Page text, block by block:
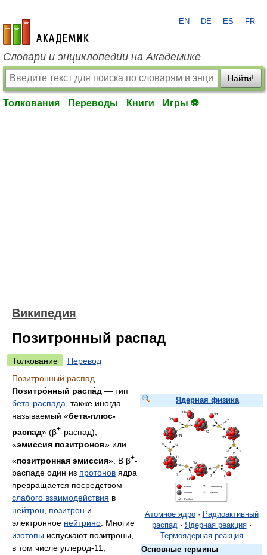
academic.ru
EN DE ES FR
Словари и энциклопедии на Академике
Найти!
Толкования Переводы Книги Игры ⚽
Википедия
Позитронный распад
Толкование
Перевод
Позитронный распад
Ядерная физика
Атомное ядро· Радиоактивный
распад· Ядерная реакция·
Термоядерная реакция
Основные термины
Позитро́нный распа́д — тип
бета-распада , также иногда
называемый «бета-плюс-
распад» (β+-распад),
«эмиссия позитронов» или
«позитронная эмиссия». В β+-
распаде один из протонов ядра
превращается посредством
слабого взаимодействия в
нейтрон, позитрон и
электронное нейтрино. Многие
изотопы испускают позитроны,
в том числе углерод-11,